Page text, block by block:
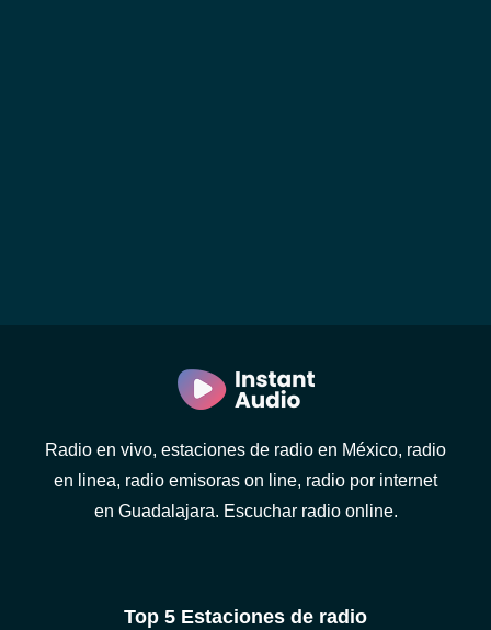
Radio en vivo, estaciones de radio en México, radio
en linea, radio emisoras on line, radio por internet
en Guadalajara. Escuchar radio online.
Top 5 Estaciones de radio